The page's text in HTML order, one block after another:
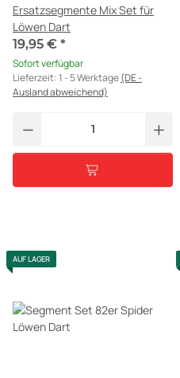
Ersatzsegmente Mix Set für
Löwen Dart
19,95 € *
Sofort verfügbar
Lieferzeit:1 - 5 Werktage(DE -
Ausland abweichend)
AUF LAGER